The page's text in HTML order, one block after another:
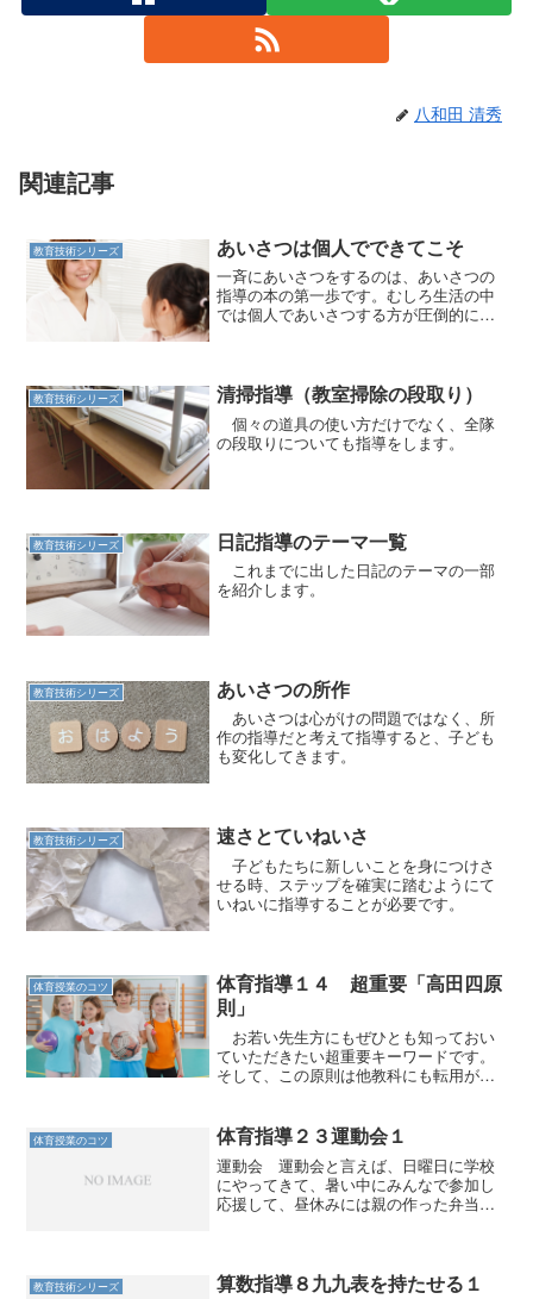
八和田 清秀
関連記事
教育技術シリーズ あいさつは個人でできてこそ
一斉にあいさつをするのは、あいさつの
指導の本の第一歩です。むしろ生活の中
では個人であいさつする方が圧倒的に多
教育技術シリーズ 清掃指導（教室掃除の段取り）
個々の道具の使い方だけでなく、全隊
の段取りについても指導をします。
教育技術シリーズ 日記指導のテーマ一覧
これまでに出した日記のテーマの一部
を紹介します。
教育技術シリーズ あいさつの所作
あいさつは心がけの問題ではなく、所
作の指導だと考えて指導すると、子ども
も変化してきます。
教育技術シリーズ 速さとていねいさ
子どもたちに新しいことを身につけさ
せる時、ステップを確実に踏むようにて
いねいに指導することが必要です。
体育授業のコツ
体育指導１４ 超重要「高田四原
則」
お若い先生方にもぜひとも知っておい
ていただきたい超重要キーワードです。
そして、この原則は他教科にも転用が可
体育授業のコツ 体育指導２３運動会１
運動会 運動会と言えば、日曜日に学校
にやってきて、暑い中にみんなで参加し
応援して、昼休みには親の作った弁当を
統だった。 良くも悪くも...
教育技術シリーズ 算数指導８九九表を持たせる１